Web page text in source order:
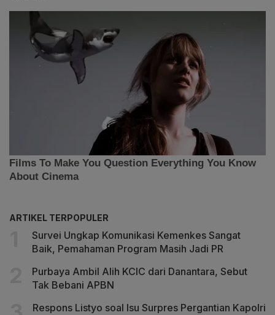
ARTIKEL TERPOPULER
Survei Ungkap Komunikasi Kemenkes Sangat
Baik, Pemahaman Program Masih Jadi PR
Purbaya Ambil Alih KCIC dari Danantara, Sebut
Tak Bebani APBN
Respons Listyo soal Isu Surpres Pergantian Kapolri